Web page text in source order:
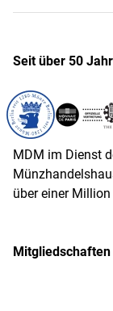
Seit über 50
MDM im Dienst
über einer
Mitgliedschaften